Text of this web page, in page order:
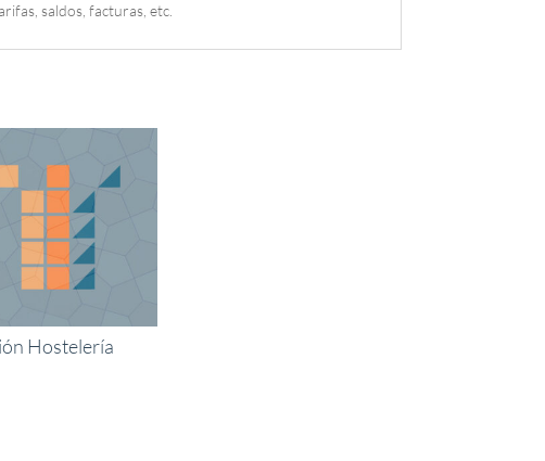
saldos, facturas, etc.
Hostelería